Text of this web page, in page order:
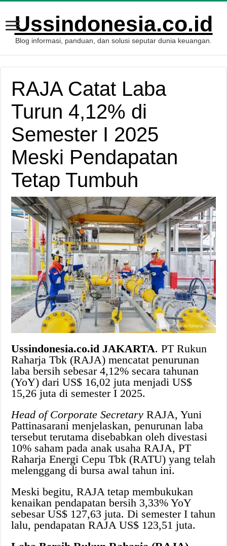
Ussindonesia.co.id
Blog informasi, panduan, dan solusi seputar dunia keuangan.
RAJA Catat Laba
Turun 4,12% di
Semester I 2025
Meski Pendapatan
Tetap Tumbuh
Ussindonesia.co.id JAKARTA. PT Rukun
Raharja Tbk (RAJA) mencatat penurunan
laba bersih sebesar 4,12% secara tahunan
(YoY) dari US$ 16,02 juta menjadi US$
15,26 juta di semester I 2025.
Head of Corporate SecretaryRAJA, Yuni
Pattinasarani menjelaskan, penurunan laba
tersebut terutama disebabkan oleh divestasi
10% saham pada anak usaha RAJA, PT
Raharja Energi Cepu Tbk (RATU) yang telah
melenggang di bursa awal tahun ini.
Meski begitu, RAJA tetap membukukan
kenaikan pendapatan bersih 3,33% YoY
sebesar US$ 127,63 juta. Di semester I tahun
lalu, pendapatan RAJA US$ 123,51 juta.